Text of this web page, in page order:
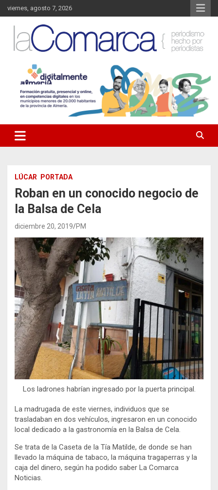
Saltar
al
contenido
viernes, agosto 7, 2026
La Comarca – Noticias del
Almanzora
Almanzora y sus localidades.
LÚCAR PORTADA
Roban en un conocido negocio de
la Balsa de Cela
diciembre 20, 2019 PM
Los ladrones habrían ingresado por la puerta principal.
La madrugada de este viernes, individuos que se
trasladaban en dos vehículos, ingresaron en un conocido
local dedicado a la gastronomía en la Balsa de Cela.
Se trata de la Caseta de la Tía Matilde, de donde se han
llevado la máquina de tabaco, la máquina tragaperras y la
caja del dinero, según ha podido saber La Comarca
Noticias.